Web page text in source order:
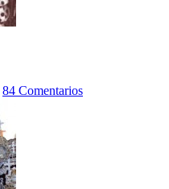
84 Comentarios